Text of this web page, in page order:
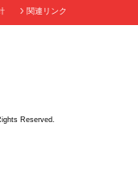
関連リンク
Reserved.